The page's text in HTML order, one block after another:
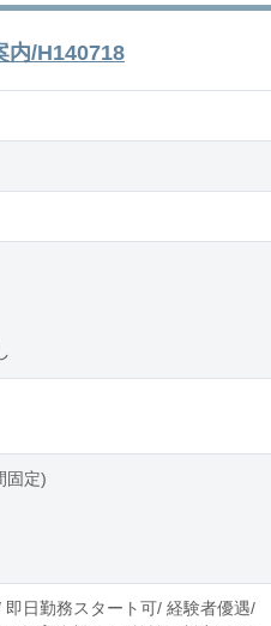
内/H140718
固定)
日勤務スタート可/ 経験者優遇/